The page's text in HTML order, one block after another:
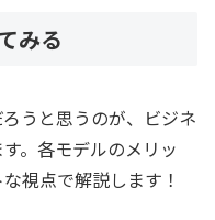
みる
うと思うのが、ビジネ
。各モデルのメリッ
視点で解説します！